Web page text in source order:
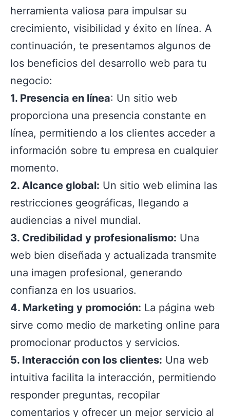
herramienta valiosa para impulsar su
crecimiento, visibilidad y éxito en línea. A
continuación, te presentamos algunos de
los beneficios del desarrollo web para tu
negocio:
1. Presencia en línea: Un sitio web
proporciona una presencia constante en
línea, permitiendo a los clientes acceder a
información sobre tu empresa en cualquier
momento.
2. Alcance global: Un sitio web elimina las
restricciones geográficas, llegando a
audiencias a nivel mundial.
3. Credibilidad y profesionalismo: Una
web bien diseñada y actualizada transmite
una imagen profesional, generando
confianza en los usuarios.
4. Marketing y promoción: La página web
sirve como medio de marketing online para
promocionar productos y servicios.
5. Interacción con los clientes: Una web
intuitiva facilita la interacción, permitiendo
responder preguntas, recopilar
comentarios y ofrecer un mejor servicio al